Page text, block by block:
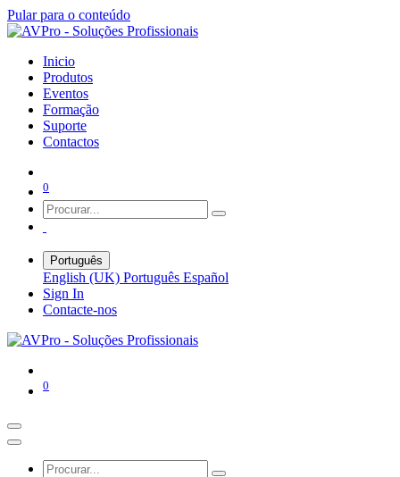
Pular para o conteúdo
Inicio
Produtos
Eventos
Formação
Suporte
Contactos
0
Português
English (UK) Português Español
Sign In
Contacte-nos
0